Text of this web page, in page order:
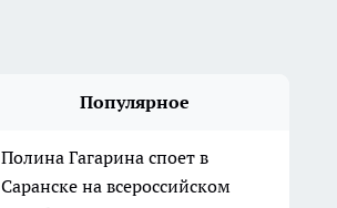
Популярное
Полина Гагарина споет в
Саранске на всероссийском